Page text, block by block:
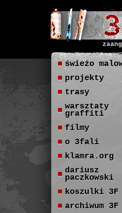
świeżo
projekty
trasy
warsztaty
graffiti
filmy
o 3fali
klamra.org
dariusz
paczkowski
koszulki 3F
archiwum 3F